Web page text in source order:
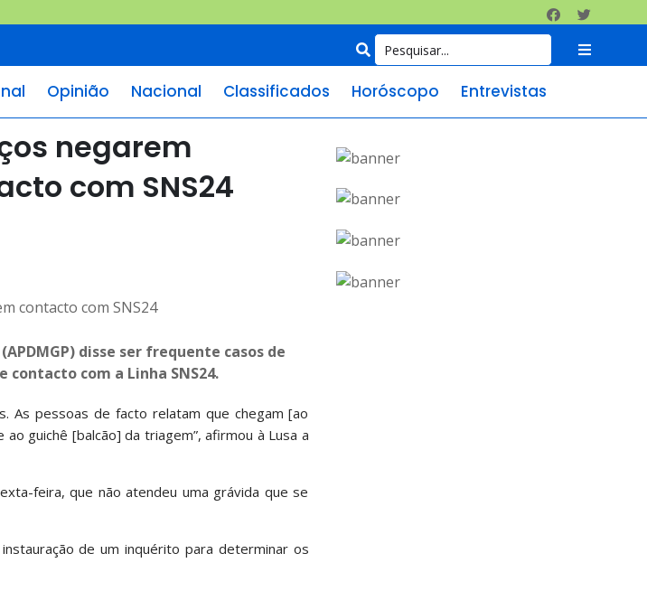
Opinião Nacional Classificados Horóscopo Entrevistas
negarem
com SNS24
disse ser frequente casos de
com a Linha SNS24.
As pessoas de facto relatam que chegam [ao
guichê [balcão] da triagem”, afirmou à Lusa a
feira, que não atendeu uma grávida que se
de um inquérito para determinar os